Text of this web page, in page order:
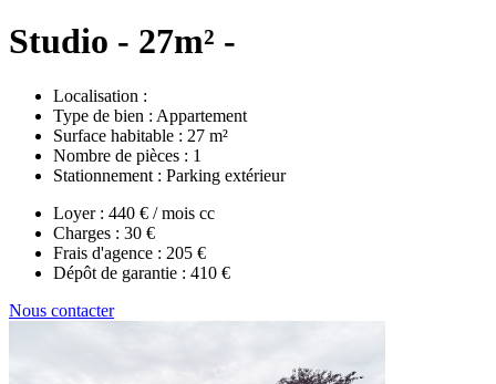
Studio - 27m² -
Localisation :
Type de bien : Appartement
Surface habitable : 27 m²
Nombre de pièces : 1
Stationnement : Parking extérieur
Loyer : 440 € / mois cc
Charges : 30 €
Frais d'agence : 205 €
Dépôt de garantie : 410 €
Nous contacter